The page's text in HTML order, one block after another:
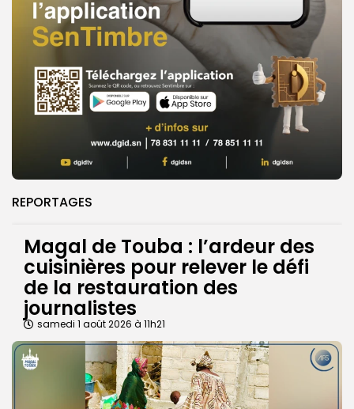
REPORTAGES
Magal de Touba : l’ardeur des
cuisinières pour relever le défi
de la restauration des
journalistes
samedi 1 août 2026 à 11h21